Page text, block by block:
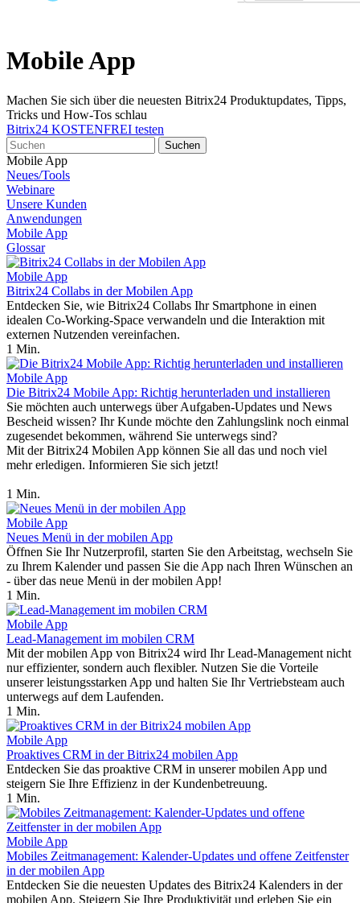
Mobile App
Machen Sie sich über die neuesten Bitrix24 Produktupdates, Tipps,
Tricks und How-Tos schlau
Bitrix24 KOSTENFREI testen
Mobile App
Neues/Tools
Webinare
Unsere Kunden
Anwendungen
Mobile App
Glossar
Mobile App
Bitrix24 Collabs in der Mobilen App
Entdecken Sie, wie Bitrix24 Collabs Ihr Smartphone in einen
idealen Co-Working-Space verwandeln und die Interaktion mit
externen Nutzenden vereinfachen.
1 Min.
Mobile App
Die Bitrix24 Mobile App: Richtig herunterladen und installieren
Sie möchten auch unterwegs über Aufgaben-Updates und News
Bescheid wissen? Ihr Kunde möchte den Zahlungslink noch einmal
zugesendet bekommen, während Sie unterwegs sind?
Mit der Bitrix24 Mobilen App können Sie all das und noch viel
mehr erledigen. Informieren Sie sich jetzt!
1 Min.
Mobile App
Neues Menü in der mobilen App
Öffnen Sie Ihr Nutzerprofil, starten Sie den Arbeitstag, wechseln Sie
zu Ihrem Kalender und passen Sie die App nach Ihren Wünschen an
- über das neue Menü in der mobilen App!
1 Min.
Mobile App
Lead-Management im mobilen CRM
Mit der mobilen App von Bitrix24 wird Ihr Lead-Management nicht
nur effizienter, sondern auch flexibler. Nutzen Sie die Vorteile
unserer leistungsstarken App und halten Sie Ihr Vertriebsteam auch
unterwegs auf dem Laufenden.
1 Min.
Mobile App
Proaktives CRM in der Bitrix24 mobilen App
Entdecken Sie das proaktive CRM in unserer mobilen App und
steigern Sie Ihre Effizienz in der Kundenbetreuung.
1 Min.
Mobile App
Mobiles Zeitmanagement: Kalender-Updates und offene Zeitfenster
in der mobilen App
Entdecken Sie die neuesten Updates des Bitrix24 Kalenders in der
mobilen App. Steigern Sie Ihre Produktivität und erleben Sie ein